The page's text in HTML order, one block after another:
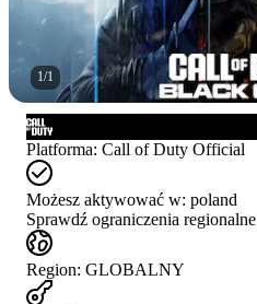
1/1
Platforma: Call of Duty Official
Możesz aktywować w: poland
Sprawdź ograniczenia regionalne
Region: GLOBALNY